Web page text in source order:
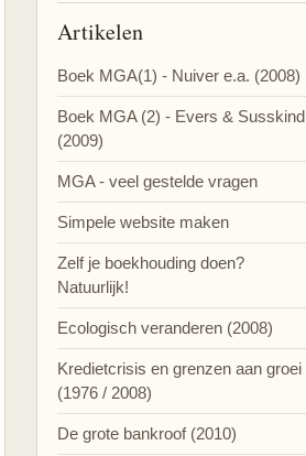
Artikelen
Boek MGA(1) - Nuiver e.a. (2008)
Boek MGA (2) - Evers & Susskind
(2009)
MGA - veel gestelde vragen
Simpele website maken
Zelf je boekhouding doen?
Natuurlijk!
Ecologisch veranderen (2008)
Kredietcrisis en grenzen aan groei
(1976 / 2008)
De grote bankroof (2010)